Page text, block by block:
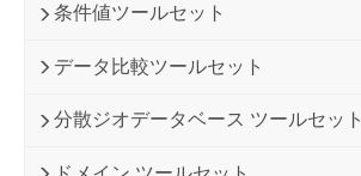
条件値ツールセット
データ比較ツールセット
分散ジオデータベース ツールセット